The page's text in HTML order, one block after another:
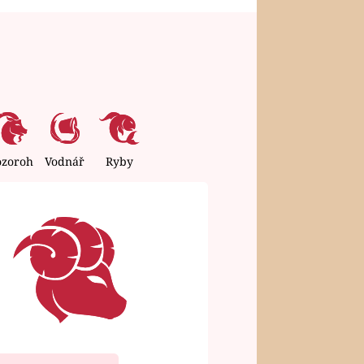
Vodnář Ryby